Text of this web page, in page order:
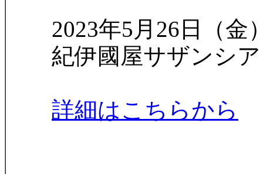
2023年5月26日（金
紀伊國屋サザンシア
詳細はこちらから